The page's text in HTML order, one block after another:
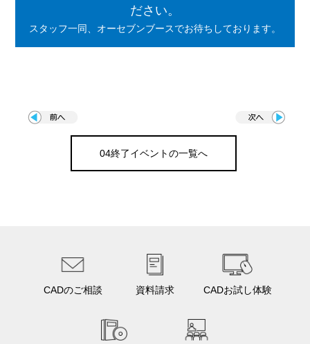
ださい。
スタッフ一同、オーセブンブースでお待ちしております。
04終了イベントの一覧へ
CADのご相談 資料請求 CADお試し体験